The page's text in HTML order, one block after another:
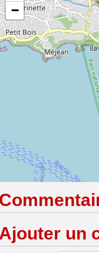
−
Ajouter un